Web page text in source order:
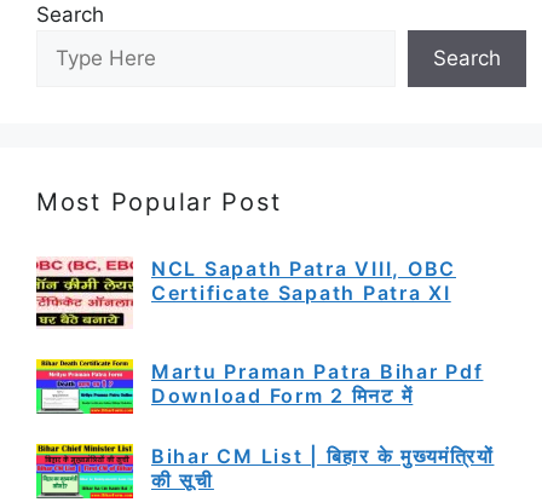
Search
Search
Most Popular Post
NCL Sapath Patra VIII, OBC
Certificate Sapath Patra XI
Martu Praman Patra Bihar Pdf
Download Form 2 मिनट में
Bihar CM List | बिहार के मुख्यमंत्रियों
की सूची